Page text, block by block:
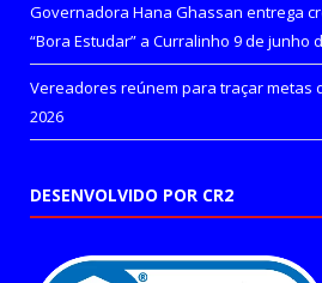
Governadora Hana Ghassan entrega
“Bora Estudar” a Curralinho 9 de junho
Vereadores reúnem para traçar metas
2026
DESENVOLVIDO POR CR2